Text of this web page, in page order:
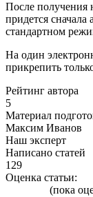
После получения
придется сначала
стандартном
На один
прикрепить
Рейтинг автора
5
Материал
Максим Иванов
Наш эксперт
Написано статей
129
Оценка статьи:
(пока